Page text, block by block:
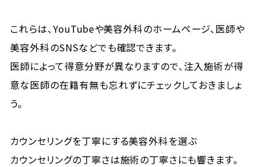
これらは、YouTubeや美容外科のホームページ、医師や
美容外科のSNSなどでも確認できます。
医師によって得意分野が異なりますので、注入施術が得
意な医師の在籍有無も忘れずにチェックしておきましょ
う。
カウンセリングを丁寧にする美容外科を選ぶ
カウンセリングの丁寧さは施術の丁寧さにも響きます。